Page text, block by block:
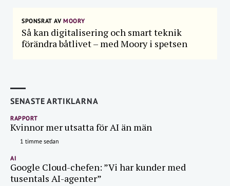
SPONSRAT AVMOORY
Så kan digitalisering och smart teknik
förändra båtlivet – med Moory i spetsen
SENASTE ARTIKLARNA
RAPPORT
Kvinnor mer utsatta för AI än män
1 timme sedan
AI
Google Cloud-chefen: ”Vi har kunder med
tusentals AI-agenter”